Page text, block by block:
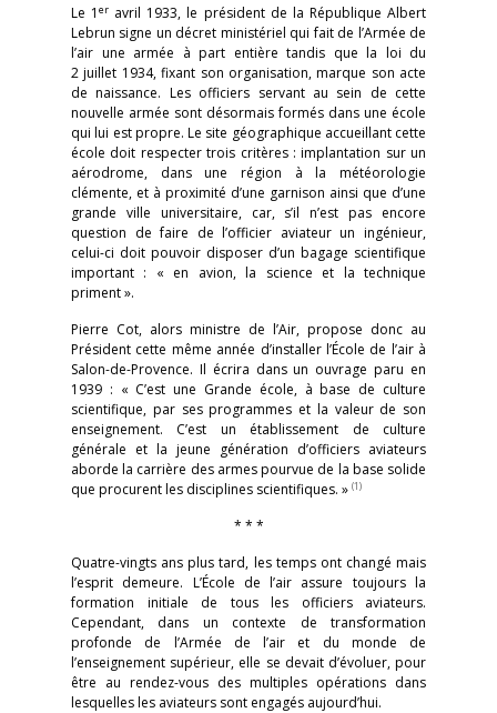
Le 1er avril 1933, le président de la République Albert
Lebrun signe un décret ministériel qui fait de l’Armée de
l’air une armée à part entière tandis que la loi du
2 juillet 1934, fixant son organisation, marque son acte
de naissance. Les officiers servant au sein de cette
nouvelle armée sont désormais formés dans une école
qui lui est propre. Le site géographique accueillant cette
école doit respecter trois critères : implantation sur un
aérodrome, dans une région à la météorologie
clémente, et à proximité d’une garnison ainsi que d’une
grande ville universitaire, car, s’il n’est pas encore
question de faire de l’officier aviateur un ingénieur,
celui-ci doit pouvoir disposer d’un bagage scientifique
important : « en avion, la science et la technique
priment ».
Pierre Cot, alors ministre de l’Air, propose donc au
Président cette même année d’installer l’École de l’air à
Salon-de-Provence. Il écrira dans un ouvrage paru en
1939 : « C’est une Grande école, à base de culture
scientifique, par ses programmes et la valeur de son
enseignement. C’est un établissement de culture
générale et la jeune génération d’officiers aviateurs
aborde la carrière des armes pourvue de la base solide
que procurent les disciplines scientifiques. » (1)
* * *
Quatre-vingts ans plus tard, les temps ont changé mais
l’esprit demeure. L’École de l’air assure toujours la
formation initiale de tous les officiers aviateurs.
Cependant, dans un contexte de transformation
profonde de l’Armée de l’air et du monde de
l’enseignement supérieur, elle se devait d’évoluer, pour
être au rendez-vous des multiples opérations dans
lesquelles les aviateurs sont engagés aujourd’hui.